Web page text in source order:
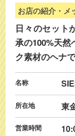
お店の紹介・メ
日々のセット
承の100%天然
ク素材のヘナ
名称
所在地 東
営業時間